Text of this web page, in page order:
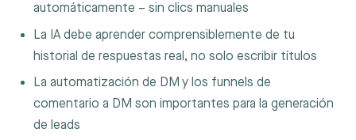
automáticamente – sin clics manuales
La IA debe aprender comprensiblemente de tu
historial de respuestas real, no solo escribir títulos
La automatización de DM y los funnels de
comentario a DM son importantes para la generación
de leads